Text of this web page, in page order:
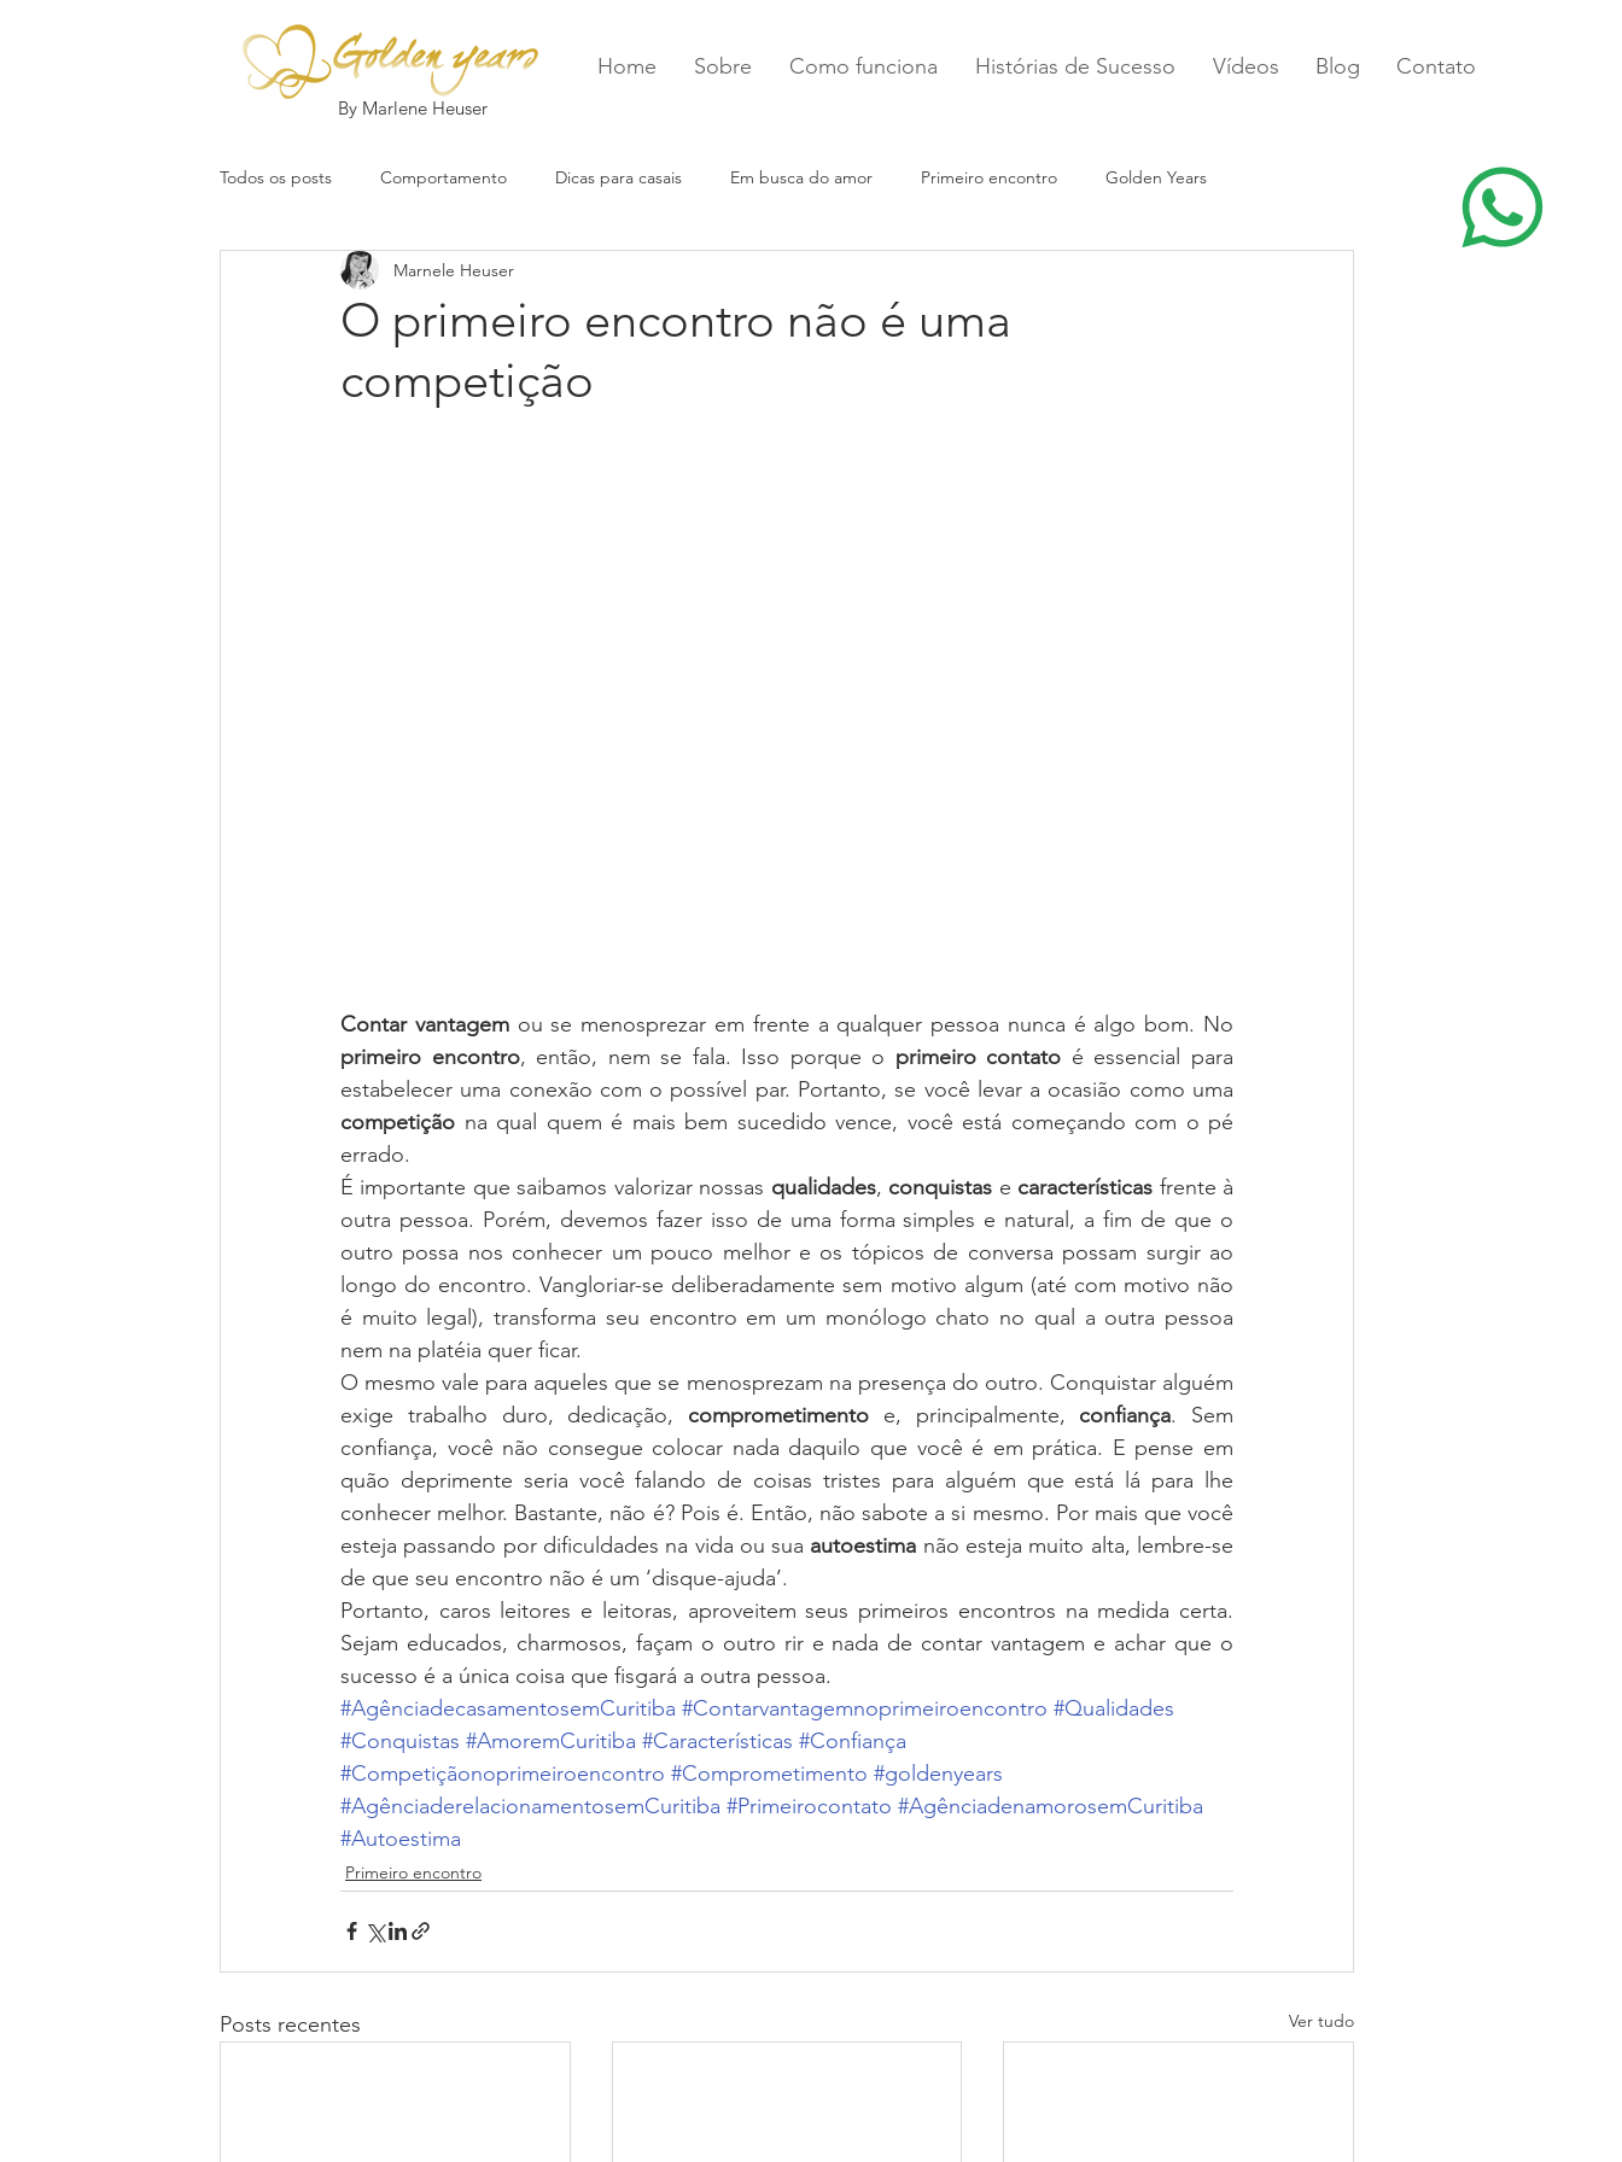
By Marlene Heuser
Home Sobre Como funciona Histórias de Sucesso Vídeos Blog Contato
Todos os posts Comportamento Dicas para casais Em busca do amor Primeiro encontro Golden Years
O primeiro encontro não é uma
competição
Marnele Heuser
Contar vantagem
primeiro encontro, então, nem se fala. Isso porque o primeiro contato é essencial para
competição na qual quem é mais bem sucedido vence, você está começando com o pé
errado.
É importante que saibamos valorizar nossas qualidades, conquistas e características frente à
outra pessoa. Porém, devemos fazer isso de uma forma simples e natural, a fim de que o
outro possa nos conhecer um pouco melhor e os tópicos de conversa possam surgir ao
longo do encontro. Vangloriar-se deliberadamente sem motivo algum (até com motivo não
é muito legal), transforma seu encontro em um monólogo chato no qual a outra pessoa
nem na platéia quer ficar.
O mesmo vale para aqueles que se menosprezam na presença do outro. Conquistar alguém
exige trabalho duro, dedicação, comprometimento e, principalmente, confiança. Sem
confiança, você não consegue colocar nada daquilo que você é em prática. E pense em
quão deprimente seria você falando de coisas tristes para alguém que está lá para lhe
conhecer melhor. Bastante, não é? Pois é. Então, não sabote a si mesmo. Por mais que você
esteja passando por dificuldades na vida ou sua autoestima não esteja muito alta, lembre-se
de que seu encontro não é um ‘disque-ajuda’.
Portanto, caros leitores e leitoras, aproveitem seus primeiros encontros na medida certa.
Sejam educados, charmosos, façam o outro rir e nada de contar vantagem e achar que o
sucesso é a única coisa que fisgará a outra pessoa.
#AgênciadecasamentosemCuritiba #Contarvantagemnoprimeiroencontro #Qualidades
#Conquistas #AmoremCuritiba #Características #Confiança
#Competiçãonoprimeiroencontro #Comprometimento #goldenyears
#AgênciaderelacionamentosemCuritiba #Primeirocontato #AgênciadenamorosemCuritiba
#Autoestima
Primeiro encontro
Posts recentes Ver tudo